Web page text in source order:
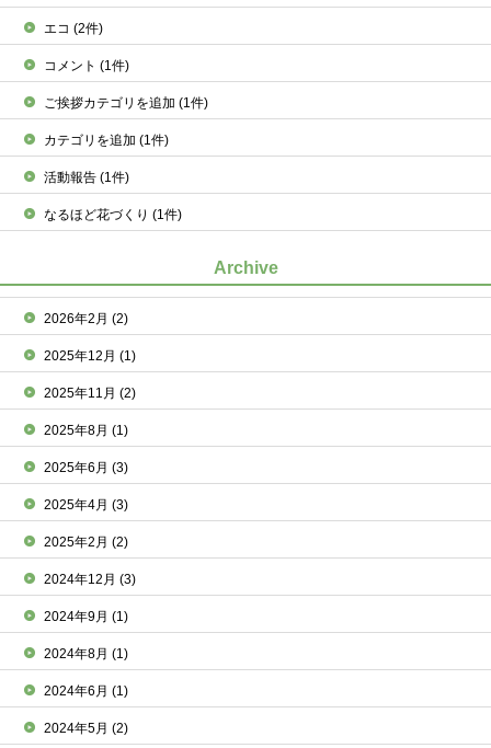
エコ(2件)
コメント(1件)
ご挨拶カテゴリを追加(1件)
カテゴリを追加(1件)
活動報告(1件)
なるほど花づくり(1件)
Archive
2026年2月(2)
2025年12月(1)
2025年11月(2)
2025年8月(1)
2025年6月(3)
2025年4月(3)
2025年2月(2)
2024年12月(3)
2024年9月(1)
2024年8月(1)
2024年6月(1)
2024年5月(2)